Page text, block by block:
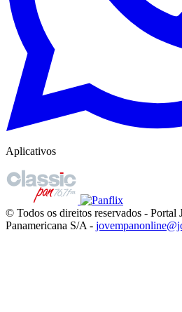
Aplicativos
© Todos os direitos reservados - Portal
Panamericana S/A -